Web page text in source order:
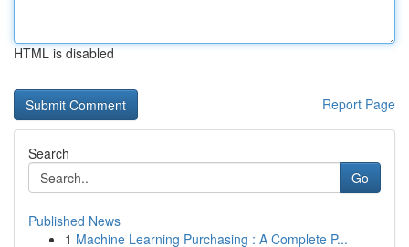
HTML is disabled
Report Page
Search
Go
Published News
1 Machine Learning Purchasing : A Complete P...